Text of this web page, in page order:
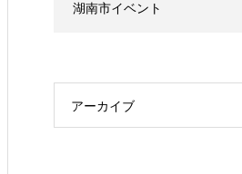
湖南市イベント
アーカイブ